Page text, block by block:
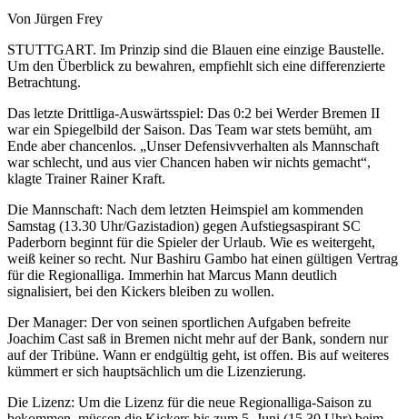
Von Jürgen Frey
STUTTGART. Im Prinzip sind die Blauen eine einzige Baustelle.
Um den Überblick zu bewahren, empfiehlt sich eine differenzierte
Betrachtung.
Das letzte Drittliga-Auswärtsspiel: Das 0:2 bei Werder Bremen II
war ein Spiegelbild der Saison. Das Team war stets bemüht, am
Ende aber chancenlos. „Unser Defensivverhalten als Mannschaft
war schlecht, und aus vier Chancen haben wir nichts gemacht“,
klagte Trainer Rainer Kraft.
Die Mannschaft: Nach dem letzten Heimspiel am kommenden
Samstag (13.30 Uhr/Gazistadion) gegen Aufstiegsaspirant SC
Paderborn beginnt für die Spieler der Urlaub. Wie es weitergeht,
weiß keiner so recht. Nur Bashiru Gambo hat einen gültigen Vertrag
für die Regionalliga. Immerhin hat Marcus Mann deutlich
signalisiert, bei den Kickers bleiben zu wollen.
Der Manager: Der von seinen sportlichen Aufgaben befreite
Joachim Cast saß in Bremen nicht mehr auf der Bank, sondern nur
auf der Tribüne. Wann er endgültig geht, ist offen. Bis auf weiteres
kümmert er sich hauptsächlich um die Lizenzierung.
Die Lizenz: Um die Lizenz für die neue Regionalliga-Saison zu